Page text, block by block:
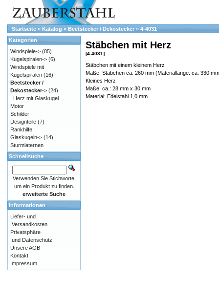
Startseite » Katalog » Beetstecker / Dekostecker» 4-4031
Stäbchen mit Herz
[4-4031]
Stäbchen mit einem kleinem Herz
Maße: Stäbchen ca. 260 mm (Materiallänge: ca. 330
Kleines Herz
Maße: ca.: 28 mm x 30 mm
Material: Edelstahl 1,0 mm
Kategorien
Windspiele-> (85)
Kugelspiralen-> (6)
Windspiele mit
Kugelspiralen (16)
Beetstecker /
Dekostecker-> (24)
Herz mit Glaskugel
Motor
Schilder
Designteile (7)
Rankhilfe
Glaskugeln-> (14)
Sturmlaternen
Schnellsuche
Verwenden Sie Stichworte,
um ein Produkt zu finden.
erweiterte Suche
Informationen
Liefer- und
Versandkosten
Privatsphäre
und Datenschutz
Unsere AGB
Kontakt
Impressum